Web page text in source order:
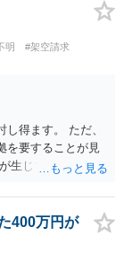
す。 おそらく，持
（つまり，自分の
ていない方だと
盗罪は成立せず，
もらうことは可能
害賠償請求が問題
意だけではなく過
らうことは可能で
はなります。
明 #架空請求
得ます。 ただ、
を要することが見
生じていない以
い。 上記、ご参考
400万円が